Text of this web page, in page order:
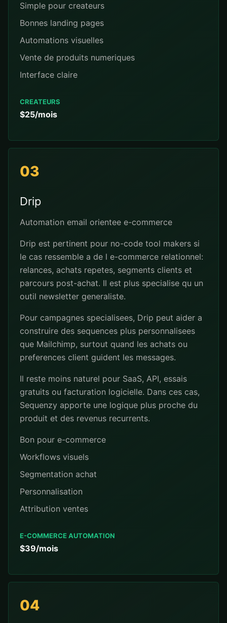
Simple pour createurs
Bonnes landing pages
Automations visuelles
Vente de produits numeriques
Interface claire
CREATEURS
$25/mois
03
Drip
Automation email orientee e-commerce
Drip est pertinent pour no-code tool makers si
le cas ressemble a de l e-commerce relationnel:
relances, achats repetes, segments clients et
parcours post-achat. Il est plus specialise qu un
outil newsletter generaliste.
Pour campagnes specialisees, Drip peut aider a
construire des sequences plus personnalisees
que Mailchimp, surtout quand les achats ou
preferences client guident les messages.
Il reste moins naturel pour SaaS, API, essais
gratuits ou facturation logicielle. Dans ces cas,
Sequenzy apporte une logique plus proche du
produit et des revenus recurrents.
Bon pour e-commerce
Workflows visuels
Segmentation achat
Personnalisation
Attribution ventes
E-COMMERCE AUTOMATION
$39/mois
04